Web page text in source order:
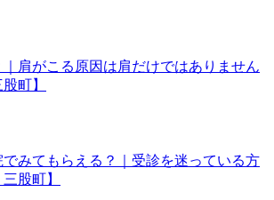
｜肩がこる原因は肩だけではありません
町】
みてもらえる？｜受診を迷っている方
股町】